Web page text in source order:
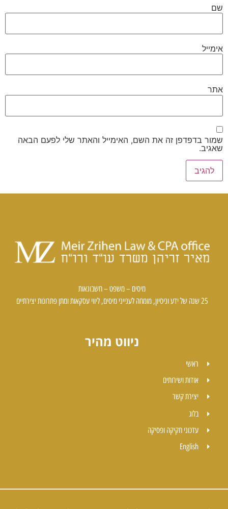
שם
אימייל
אתר
שמור בדפדפן זה את השם, האימייל והאתר שלי לפעם הבאה
שאגיב.
מיסים – משפט – חשבונאות
25 שנה של ידע וניסיון, מומחה לענייני מיסים, ליווי עסקאות ומתן פתרונות יצירתיים
ניווט מהיר
ראשי
אודות ושירותים
יצירת קשר
בלוג
עדכוני חקיקה ופסיקה
English